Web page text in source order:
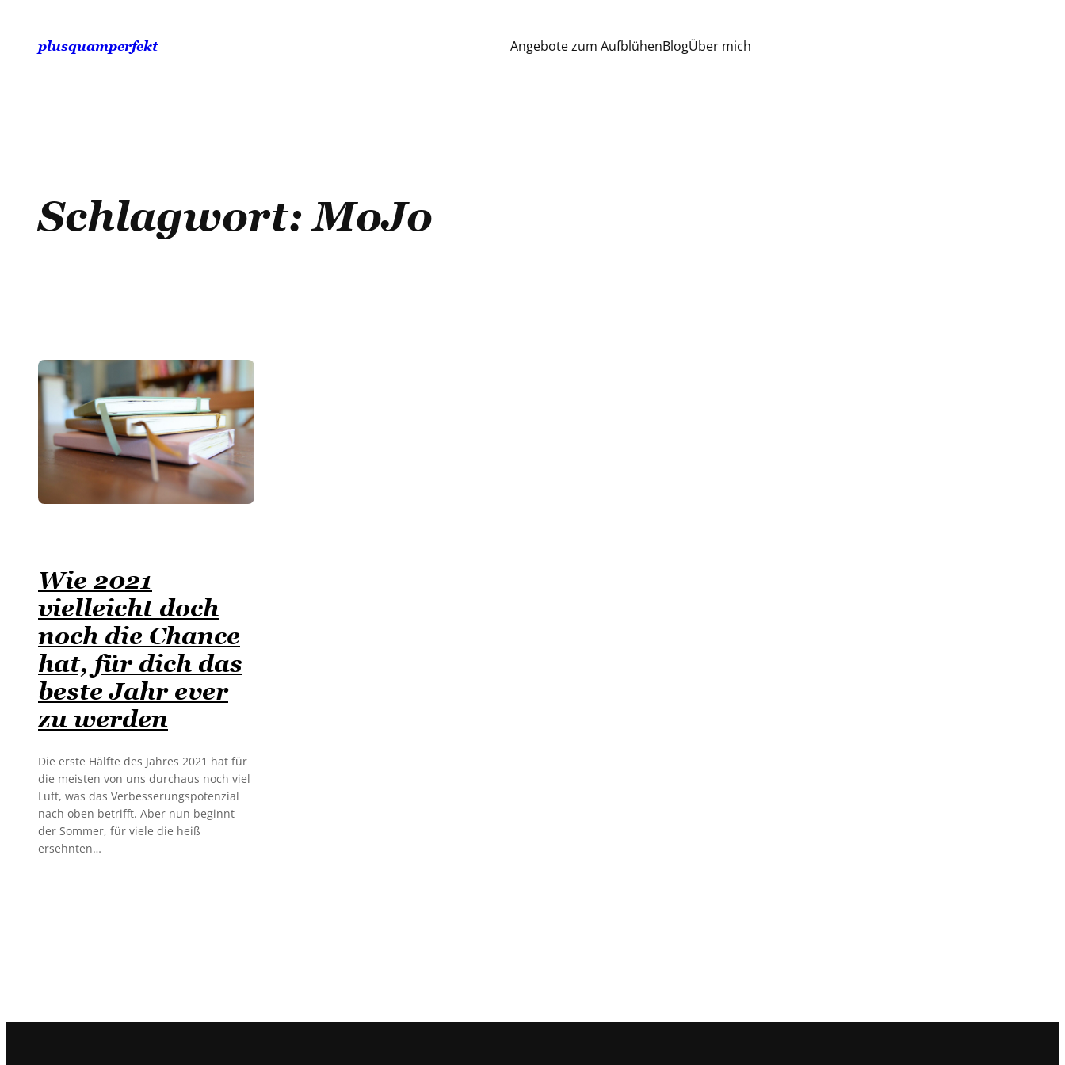
springen
plusquamperfekt Angebote zum AufblühenBlogÜber mich
Schlagwort:MoJo
Wie 2021
vielleicht doch
noch die Chance
hat, für dich das
beste Jahr ever
zu werden
Die erste Hälfte des Jahres 2021 hat für
die meisten von uns durchaus noch viel
Luft, was das Verbesserungspotenzial
nach oben betrifft. Aber nun beginnt
der Sommer, für viele die heiß
ersehnten…